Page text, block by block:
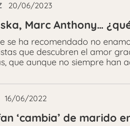
20/06/2023
Marc Anthony…
se ha recomendado no
que descubren el amor
que aunque no siempre han
16/06/2022
‘cambia’ de marido